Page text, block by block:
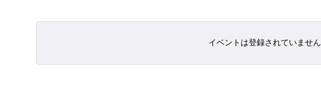
イベントは登録されていません